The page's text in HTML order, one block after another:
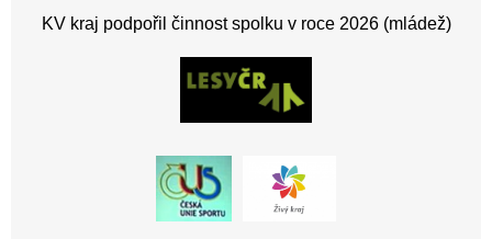
KV kraj podpořil činnost spolku v roce 2026 (mládež)